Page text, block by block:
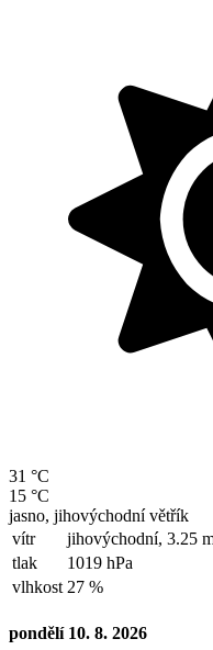
31 °C
15 °C
jasno, jihovýchodní větřík
vítr
jihovýchodní, 3.25
tlak
1019 hPa
vlhkost 27 %
pondělí 10. 8. 2026